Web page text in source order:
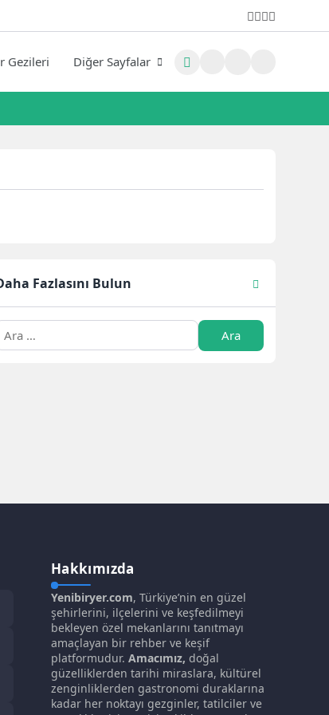
Gezileri Diğer Sayfalar
Fazlasını Bulun
Hakkımızda
Yenibiryer.com, Türkiye’nin en güzel
şehirlerini, ilçelerini ve keşfedilmeyi
bekleyen özel mekanlarını tanıtmayı
amaçlayan bir rehber ve keşif
platformudur. Amacımız, doğal
güzelliklerden tarihi miraslara, kültürel
zenginliklerden gastronomi duraklarına
kadar her noktayı gezginler, tatilciler ve